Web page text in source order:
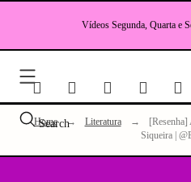
Vídeos Segunda, Quarta e
Search
Home → Literatura →
Siqueira |